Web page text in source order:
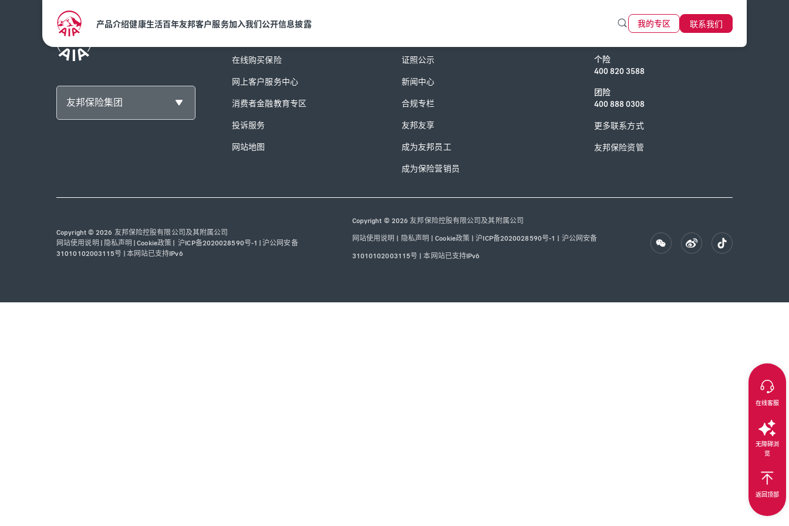
产品介绍健康生活百年友邦客户服务加入我们公开信息披露 我的专区 联系我们
友邦保险集团
客户服务
在线购买保险
网上客户服务中心
消费者金融教育专区
投诉服务
网站地图
证照公示
新闻中心
合规专栏
友邦友享
成为友邦员工
成为保险营销员
联系我们
个险
400 820 3588
团险
400 888 0308
更多联系方式
友邦保险资管
Copyright © 2026 友邦保险控股有限公司及其附属公司
网站使用说明
隐私声明 Cookie政策 沪ICP备2020028590号-1
沪公网安备
31010102003115号
本网站已支持IPv6
Copyright © 2026 友邦保险控股有限公司及其附属公司
网站使用说明 隐私声明 |Cookie政策 |沪ICP备2020028590号-1 沪公网安备
31010102003115号 |本网站已支持IPv6
在线客服
无障碍浏
览
返回顶部